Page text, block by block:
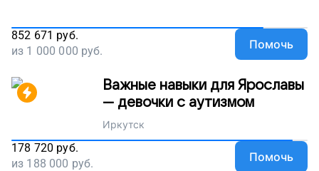
852 671 руб.
из 1 000 000 руб. Помочь
Важные навыки для Ярославы
— девочки с аутизмом
Иркутск
178 720 руб.
из 188 000 руб. Помочь